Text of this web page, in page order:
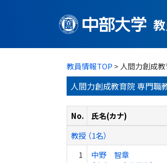
教員情報TOP > 人間力創成教
人間力創成教育院 専門職
No. 氏名(カナ)
教授 （1名）
1
中野 智章